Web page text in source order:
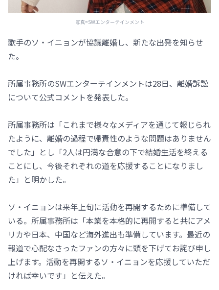
写真=SWエンターテインメント
歌手のソ・イニョンが協議離婚し、新たな出発を知らせ
た。
所属事務所のSWエンターテインメントは28日、離婚訴訟
について公式コメントを発表した。
所属事務所は「これまで様々なメディアを通じて報じられ
たように、離婚の過程で帰責性のような問題はありません
でした」とし「2人は円満な合意の下で結婚生活を終える
ことにし、今後それぞれの道を応援することになりまし
た」と明かした。
ソ・イニョンは来年上旬に活動を再開するために準備して
いる。所属事務所は「本業を本格的に再開すると共にアメ
リカや日本、中国など海外進出も準備しています。最近の
報道で心配なさったファンの方々に頭を下げてお詫び申し
上げます。活動を再開するソ・イニョンを応援していただ
ければ幸いです」と伝えた。